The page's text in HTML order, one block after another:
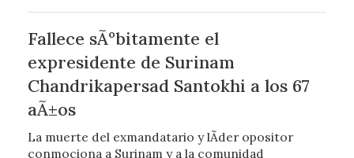
Fallece sÃºbitamente el
expresidente de Surinam
Chandrikapersad Santokhi a los 67
aÃ±os
La muerte del exmandatario y lÃ­der opositor
conmociona a Surinam y a la comunidad